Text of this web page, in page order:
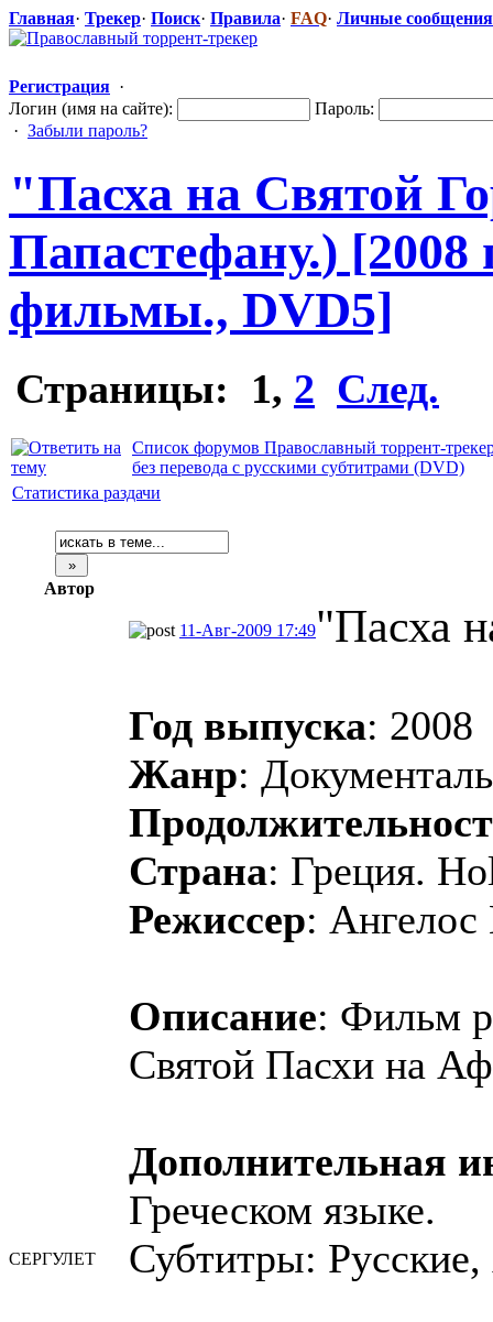
Главная· Трекер· Поиск· Правила· FAQ· Личные сообщения
Регистрация ·
Логин (имя на сайте):
Пароль:
· Забыли пароль?
"Пасха на Святой
Папастефану.​) [2008
фильмы., DVD5]
Страницы: 1, 2 След.
Список форумов Православный торрент-
без перевода с русскими субтитрами (DVD)
Статистика раздачи
Автор
СЕРГУЛЕТ
11-Авг-2009 17:49"Пасха
Год выпуска: 2008
Жанр:
Страна: Греция.
Режиссер: Ангелос
Описание: Фильм
Святой Пасхи на
Дополнительная
Греческом языке.
Субтитры: